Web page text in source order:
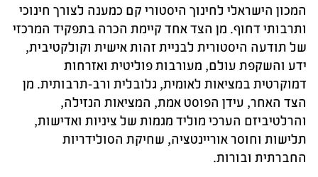
המכון הישראלי לחינוך היסטורי קם כמענה לצורך חינוכי
ותרבותי דחוף. מן הצד אחד קיימת הכרה בתפקיד המרכזי
של תודעה היסטורית לבניית זהות אישית וקולקטיבית,
ידע והשקפת עולם, מעורבות פוליטית ואזרחות
דמוקרטית במציאות לאומית, גלובלית ורב-תרבותית. מן
הצד האחר, עידן הפוסט אמת, המציאות הנזילה,
והרלטיביזם הערכי מוליד מגמות של ציניות ואדישות,
תלישות וחוסר אוריינטציה, שחיקת הסולידריות
החברתית ובורות.